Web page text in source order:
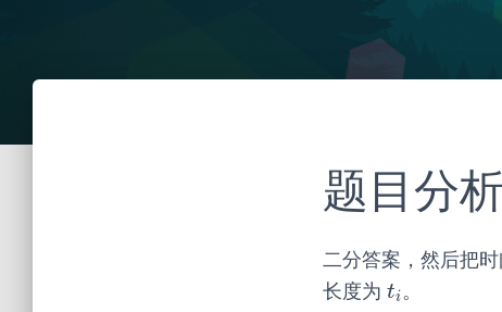
题目分
二分答案，然后把
长度为 ti
ti。